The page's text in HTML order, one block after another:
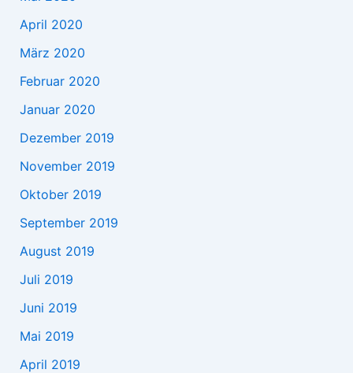
April 2020
März 2020
Februar 2020
Januar 2020
Dezember 2019
November 2019
Oktober 2019
September 2019
August 2019
Juli 2019
Juni 2019
Mai 2019
April 2019